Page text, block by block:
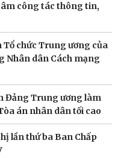
công tác thông tin,
chức Trung ương của
Nhân dân Cách mạng
Đảng Trung ương làm
án nhân dân tối cao
lần thứ ba Ban Chấp